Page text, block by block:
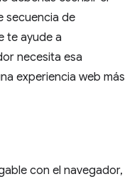
secuencia de
te ayude a
necesita esa
experiencia web más
con el navegador,